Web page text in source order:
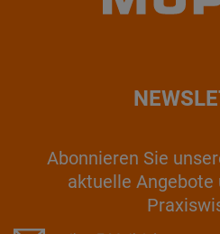
Abonnieren Sie
aktuelle